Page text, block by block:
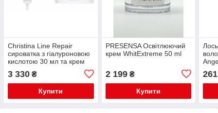
Christina Line Repair
сироватка з гіалуроновою
кислотою 30 мл та крем
для обличчя з екстрактом
женьшеню 50 мл
3 330 ₴
Купити
PRESENSA Освітлюючий
крем WhitExtreme 50 ml
2 199₴
Купити
261